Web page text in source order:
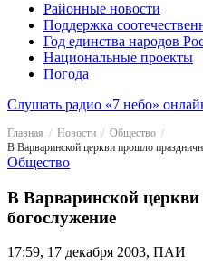
Районные новости
Поддержка
Год единства народов
Национальные проекты
Погода
Слушать радио «7 небо»
Главная Новости
Общество
В Варваринской церкви прошло
Общество
В Варваринской
богослужение
17:59, 17 декабря 2003, ПАИ